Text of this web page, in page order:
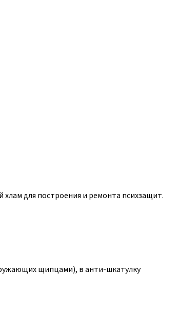
для построения и ремонта психзащит.
щипцами), в анти-шкатулку